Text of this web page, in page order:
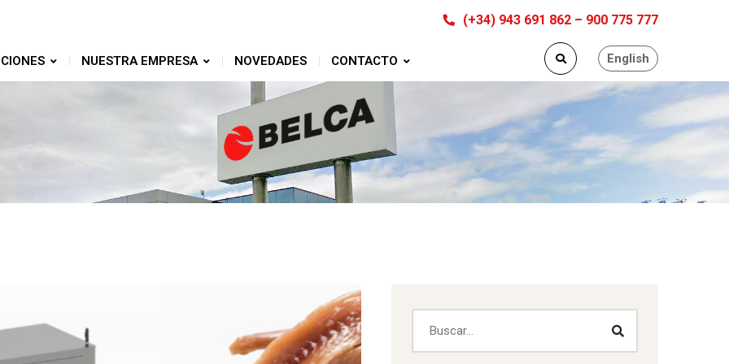
(+34) 943 691 862 – 900 775 777
English
NUESTRA EMPRESA NOVEDADES CONTACTO